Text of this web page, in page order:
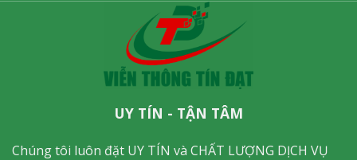
UY TÍN - TẬN TÂM
Chúng tôi luôn đặt UY TÍN và CHẤT LƯỢNG DỊCH VỤ